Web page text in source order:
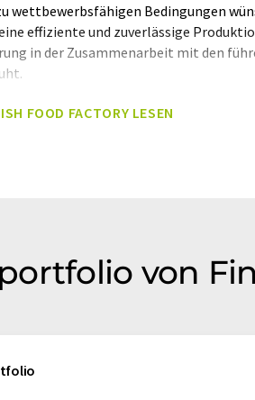
wettbewerbsfähigen Bedingungen
effiziente und zuverlässige
in der Zusammenarbeit mit den
wurde mit einem Computersystem ohne
FOOD FACTORY LESEN
von